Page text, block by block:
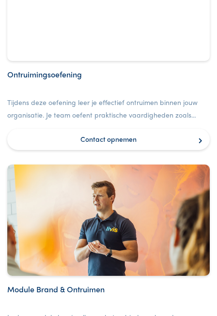
Ontruimingsoefening
Tijdens deze oefening leer je effectief ontruimen binnen jouw
organisatie. Je team oefent praktische vaardigheden zoals
voorbereid is op een snelle en veilige evacuatie tijdens
noodsituaties.
Contact opnemen
Module Brand & Ontruimen